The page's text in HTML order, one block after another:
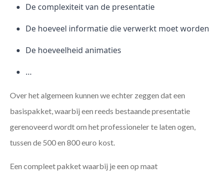
De complexiteit van de presentatie
De hoeveel informatie die verwerkt moet worden
De hoeveelheid animaties
…
Over het algemeen kunnen we echter zeggen dat een
basispakket, waarbij een reeds bestaande presentatie
gerenoveerd wordt om het professioneler te laten ogen,
tussen de 500 en 800 euro kost.
Een compleet pakket waarbij je een op maat